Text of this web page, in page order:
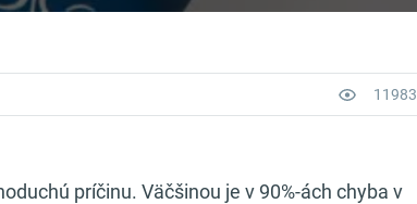
11983
príčinu. Väčšinou je v 90%-ách chyba v